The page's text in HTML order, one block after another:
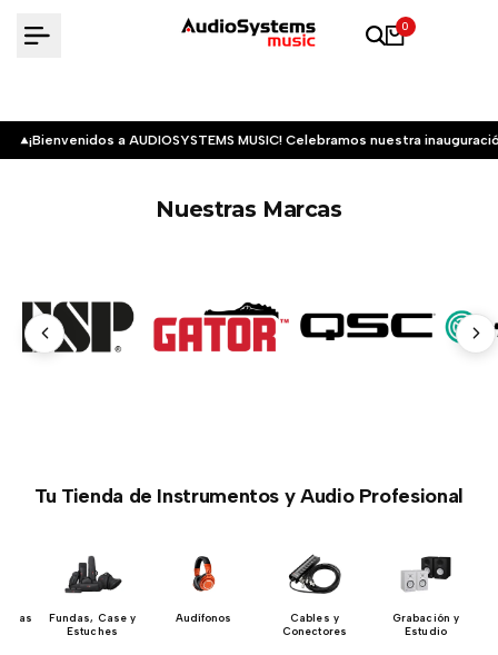
0
¡Bienvenidos a AUDIOSYSTEMS MUSIC! Celebramos nuestra
Nuestras Marcas
Tu Tienda de Instrumentos y Audio Profesional
Fundas, Case y
Estuches
Audífonos
Cables y
Conectores
Grabación y
Estudio